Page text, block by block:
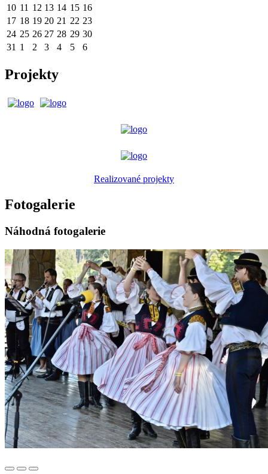
10 11 12 13 14 15 16
17 18 19 20 21 22 23
24 25 26 27 28 29 30
31 1 2 3 4 5 6
Projekty
Realizované projekty
Fotogalerie
Náhodná fotogalerie